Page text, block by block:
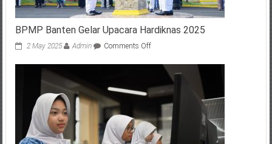
BPMP Banten Gelar Upacara Hardiknas 2025
2 May 2025 Admin Comments Offon
Banten
Upacara
Hardiknas